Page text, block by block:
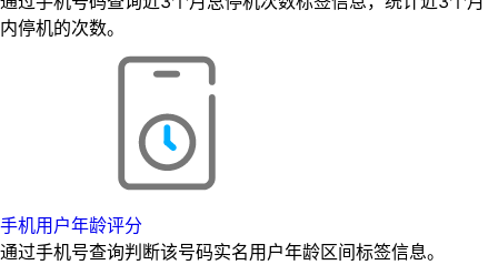
内停机的次数。
手机用户年龄评分
通过手机号查询判断该号码实名用户年龄区间标签信息。